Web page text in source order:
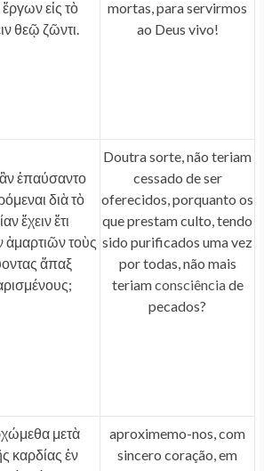
εἰς τὸ
θεῷ ζῶντι.
mortas, para servirmos
ao Deus vivo!
ἐπαύσαντο
διὰ τὸ
ἔχειν ἔτι
ἁμαρτιῶν τοὺς
ἅπαξ
Doutra sorte, não teriam
cessado de ser
oferecidos, porquanto os
que prestam culto, tendo
sido purificados uma vez
por todas, não mais
teriamconsciênciade
pecados?
μετὰ
καρδίας ἐν
aproximemo-nos, com
sincero coração, em